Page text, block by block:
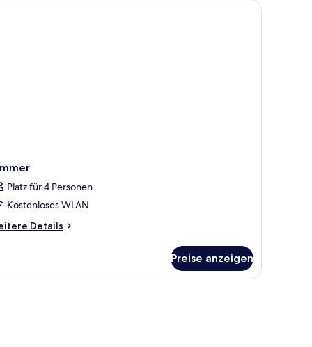
an den Wänden.
Platz für 4 Personen
Kostenloses WLAN
Details
Preise anzeigen